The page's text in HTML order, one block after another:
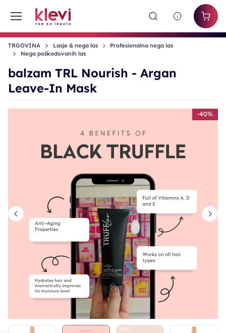
TRGOVINA Lasje & nega las
Profesionalna nega las
Nega poškodovanih las
balzam TRL Nourish - Argan
Leave-In Mask
-40%